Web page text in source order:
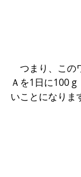
つまり、この
Ａを1日に100
いことになりま